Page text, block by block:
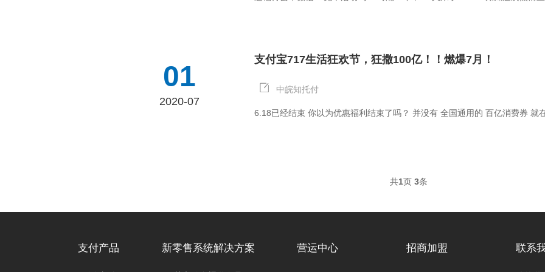
01
2020-07
支付宝717生活狂欢节，狂撒100亿！！燃爆7月！
中皖知托付
6.18已经结束 你以为优惠福利结束了吗？ 并没有 全国通用的 百亿消费券 就
共1页 3条
支付产品 新零售系统解决方案 营运中心 招商加盟 联系